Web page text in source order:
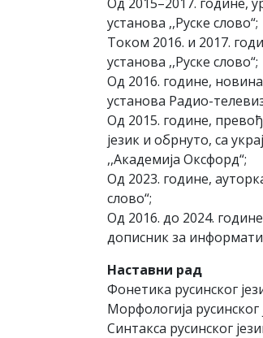
установа ,,Руске слово“;
Током 2016. и 2017.
установа ,,Руске слово“;
Од 2016. године,
установа Радио-
Од 2015. године,
језик и обрнуто, са
,,Академија Оксфорд“;
Од 2023. године,
слово“;
Од 2016. до 2024.
дописник за
Наставни рад
Фонетика русинског
Морфологија русинског
Синтакса русинског